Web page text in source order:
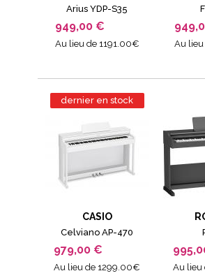
Arius YDP-S35
949,00 €
Au lieu de 1191.00€ Au
dernier en stock
CASIO
Celviano AP-470
979,00 €
Au lieu de 1299.00€ Au lieu